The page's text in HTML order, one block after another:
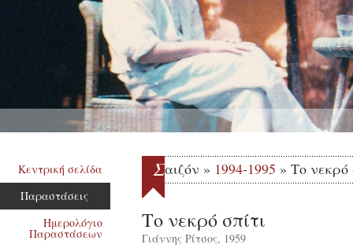
Κεντρική σελίδα
Παραστάσεις
Ημερολόγιο
Παραστάσεων
Σαιζόν » 1994-1995 » Το νεκρό
Το νεκρό σπίτι
Γιάννης Ρίτσος, 1959